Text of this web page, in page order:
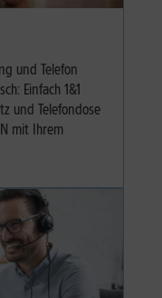
und Telefon
Einfach 1&1
und Telefondose
mit Ihrem